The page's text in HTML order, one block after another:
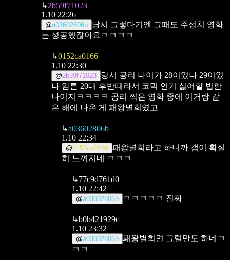
↳2b59f71023
1.10 22:26
@a03602806b 당시 그렇다기엔
그때도 주성치 영화
는 성공했잖아요ㅋㅋㅋㅋ
↳0152ca0166
1.10 22:30
@2b59f71023 당시 공리 나이가 28이었나 29이었
나 암튼 20대 후반때라서 코믹 연기 싫어할 법한
나이지ㅋㅋㅋㅋ 공리 찍은 영화 중에 이거랑 같
은 해에 나온 게 패왕별희였고
↳a03602806b
1.10 22:34
@0152ca0166 패왕별희라고 하니까 갭이 확실
히 느껴지네 ㅋㅋㅋ
↳77c9d761d0
1.10 22:42
@a03602806b ㅋㅋㅋㅋㅋ 진짜
↳b0b421929c
1.10 23:32
@a03602806b 패왕별희면 그럴만도 하네ㅋ
ㅋㅋ